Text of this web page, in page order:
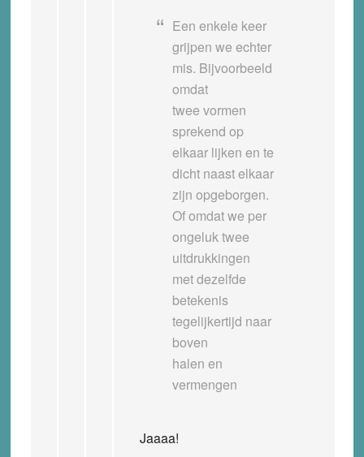
Een enkele keer
grijpen we echter
mis. Bijvoorbeeld
omdat
twee vormen
sprekend op
elkaar lijken en te
dicht naast elkaar
zijn opgeborgen.
Of omdat we per
ongeluk twee
uitdrukkingen
met dezelfde
betekenis
tegelijkertijd naar
boven
halen en
vermengen
Jaaaa!